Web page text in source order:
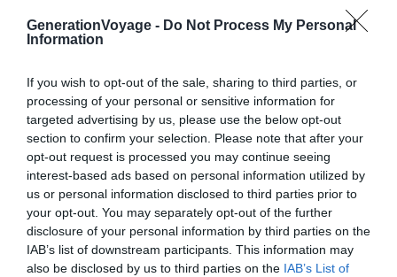
GenerationVoyage - Do Not Process My Personal
Information
If you wish to opt-out of the sale, sharing to third parties, or
processing of your personal or sensitive information for
targeted advertising by us, please use the below opt-out
section to confirm your selection. Please note that after your
opt-out request is processed you may continue seeing
interest-based ads based on personal information utilized by
us or personal information disclosed to third parties prior to
your opt-out. You may separately opt-out of the further
disclosure of your personal information by third parties on the
IAB’s list of downstream participants. This information may
also be disclosed by us to third parties on the IAB’s List of
Cependant, il est assez isolé pour garantir un séjour
calme à ses locataires. C’est donc un véritable havre de
5. Une maisonnette contemporaine
Voir ce logement